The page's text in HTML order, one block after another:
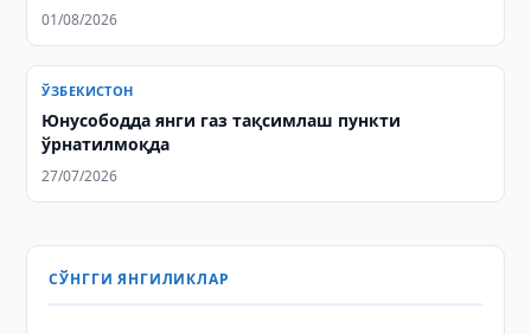
01/08/2026
ЎЗБЕКИСТОН
Юнусободда янги газ тақсимлаш пункти
ўрнатилмоқда
27/07/2026
СЎНГГИ ЯНГИЛИКЛАР